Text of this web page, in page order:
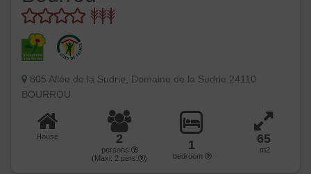
805 Allée de la Sudrie, Domaine de la Sudrie 24110
BOURROU
House 2
persons
(Maxi: 2 pers. )
1
bedroom
65
m2